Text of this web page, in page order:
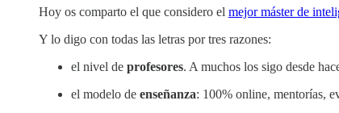
Hoy os comparto el que considero el mejor máster de
Y lo digo con todas las letras por tres razones:
el nivel de profesores. A muchos los sigo desde
el modelo de enseñanza: 100% online, mentorías,